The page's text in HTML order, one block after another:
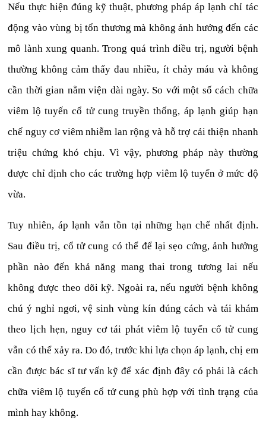
Nếu thực hiện đúng kỹ thuật, phương pháp áp lạnh chỉ tác
động vào vùng bị tổn thương mà không ảnh hưởng đến các
mô lành xung quanh. Trong quá trình điều trị, người bệnh
thường không cảm thấy đau nhiều, ít chảy máu và không
cần thời gian nằm viện dài ngày. So với một số cách chữa
viêm lộ tuyến cổ tử cung truyền thống, áp lạnh giúp hạn
chế nguy cơ viêm nhiễm lan rộng và hỗ trợ cải thiện nhanh
triệu chứng khó chịu. Vì vậy, phương pháp này thường
được chỉ định cho các trường hợp viêm lộ tuyến ở mức độ
vừa.
Tuy nhiên, áp lạnh vẫn tồn tại những hạn chế nhất định.
Sau điều trị, cổ tử cung có thể để lại sẹo cứng, ảnh hưởng
phần nào đến khả năng mang thai trong tương lai nếu
không được theo dõi kỹ. Ngoài ra, nếu người bệnh không
chú ý nghỉ ngơi, vệ sinh vùng kín đúng cách và tái khám
theo lịch hẹn, nguy cơ tái phát viêm lộ tuyến cổ tử cung
vẫn có thể xảy ra. Do đó, trước khi lựa chọn áp lạnh, chị em
cần được bác sĩ tư vấn kỹ để xác định đây có phải là cách
chữa viêm lộ tuyến cổ tử cung phù hợp với tình trạng của
mình hay không.